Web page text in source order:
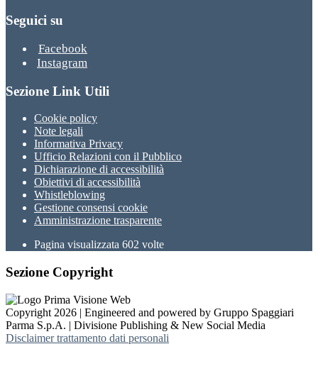
Seguici su
Facebook
Instagram
Sezione Link Utili
Cookie policy
Note legali
Informativa Privacy
Ufficio Relazioni con il Pubblico
Dichiarazione di accessibilità
Obiettivi di accessibilità
Whistleblowing
Gestione consensi cookie
Amministrazione trasparente
Pagina visualizzata 602 volte
Sezione Copyright
Copyright 2026 | Engineered and powered by Gruppo Spaggiari
Parma S.p.A. | Divisione Publishing & New Social Media
Disclaimer trattamento dati personali